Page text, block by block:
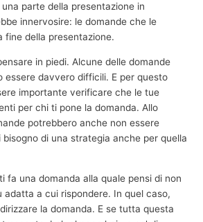
una parte della presentazione in
innervosire: le domande che le
fine della presentazione.
in piedi. Alcune delle domande
essere davvero difficili. E per questo
importante verificare che le tue
per chi ti pone la domanda. Allo
potrebbero anche non essere
di una strategia anche per quella
fa una domanda alla quale pensi di non
adatta a cui rispondere. In quel caso,
la domanda. E se tutta questa